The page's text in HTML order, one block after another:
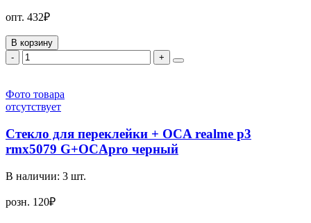
опт. 432₽
В корзину
-
+
Фото товара
отсутствует
Стекло для переклейки + OCA realme p3
rmx5079 G+OCApro черный
В наличии: 3 шт.
розн. 120₽